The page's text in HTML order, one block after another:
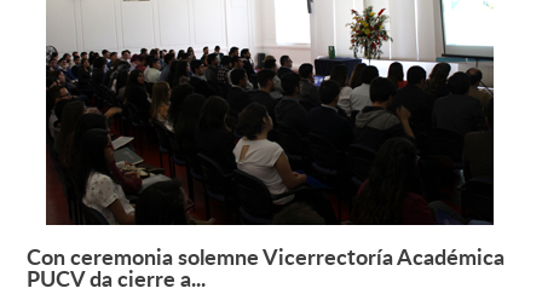
Leer más +
Con ceremonia solemne Vicerrectoría Académica
PUCV da cierre a...